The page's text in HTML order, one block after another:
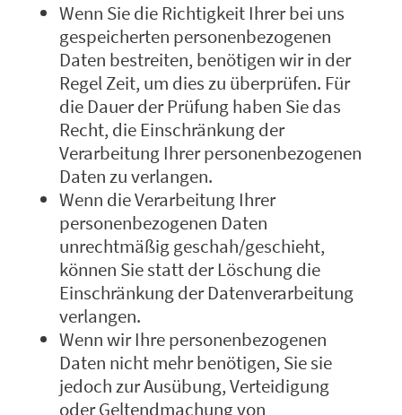
Wenn Sie die Richtigkeit Ihrer bei uns
gespeicherten personenbezogenen
Daten bestreiten, benötigen wir in der
Regel Zeit, um dies zu überprüfen. Für
die Dauer der Prüfung haben Sie das
Recht, die Einschränkung der
Verarbeitung Ihrer personenbezogenen
Daten zu verlangen.
Wenn die Verarbeitung Ihrer
personenbezogenen Daten
unrechtmäßig geschah/geschieht,
können Sie statt der Löschung die
Einschränkung der Datenverarbeitung
verlangen.
Wenn wir Ihre personenbezogenen
Daten nicht mehr benötigen, Sie sie
jedoch zur Ausübung, Verteidigung
oder Geltendmachung von